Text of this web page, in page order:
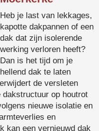
Heb je last van lekkages,
kapotte dakpannen of een
dak dat zijn isolerende
werking verloren heeft?
Dan is het tijd om je
hellend dak te laten
de versleten
op houtrot
nieuwe isolatie en
en
kan een vernieuwd dak